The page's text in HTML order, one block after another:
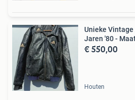
Unieke
Jaren '80 -
€ 550,00
Houten